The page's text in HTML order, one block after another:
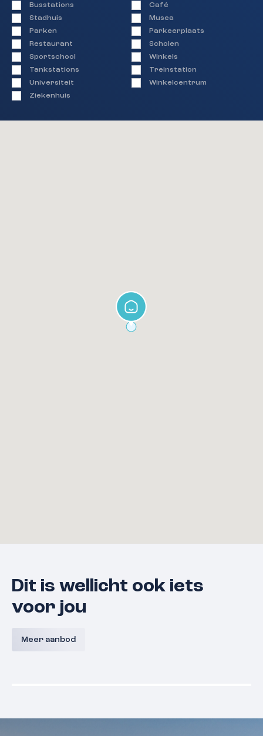
Busstations
Café
Stadhuis
Musea
Parken
Parkeerplaats
Restaurant
Scholen
Sportschool
Winkels
Tankstations
Treinstation
Universiteit
Winkelcentrum
Ziekenhuis
Dit is wellicht ook iets
voor jou
Meer aanbod
Bouwnummer 9 A,